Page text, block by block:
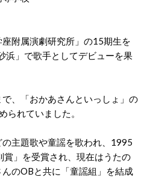
座附属演劇研究所」の15期生を
浜」で歌手としてデビューを果
、「おかあさんといっしょ」の
られていました。
主題歌や童謡を歌われ、1995
」を受賞され、現在はうたの
のOBと共に「童謡組」を結成